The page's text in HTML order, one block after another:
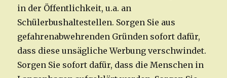
in der Öffentlichkeit, u.a. an
Schülerbushaltestellen. Sorgen Sie aus
gefahrenabwehrenden Gründen sofort dafür,
dass diese unsägliche Werbung verschwindet.
Sorgen Sie sofort dafür, dass die Menschen in